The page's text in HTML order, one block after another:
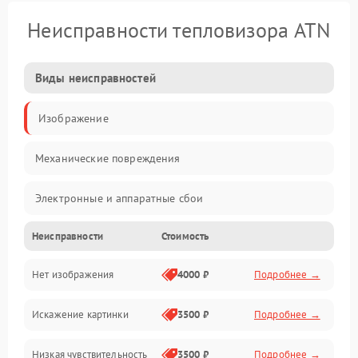
Неисправности тепловизора ATN
Виды неисправностей
Изображение
Механические повреждения
Электронные и аппаратные сбои
Неисправности сенсора и оптики
Программные ошибки
Электропитание
Неисправности Стоимость
Нет изображения 4000 ₽ Подробнее →
Искажение картинки 3500 ₽ Подробнее →
Низкая чувствительность 3500 ₽ Подробнее →